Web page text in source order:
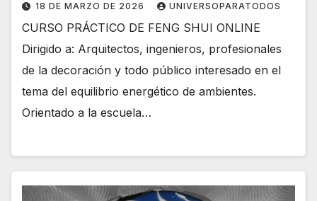
18 DE MARZO DE 2026 UNIVERSOPARATODOS
CURSO PRÁCTICO DE FENG SHUI ONLINE
Dirigido a: Arquitectos, ingenieros, profesionales
de la decoración y todo público interesado en el
tema del equilibrio energético de ambientes.
Orientado a la escuela…